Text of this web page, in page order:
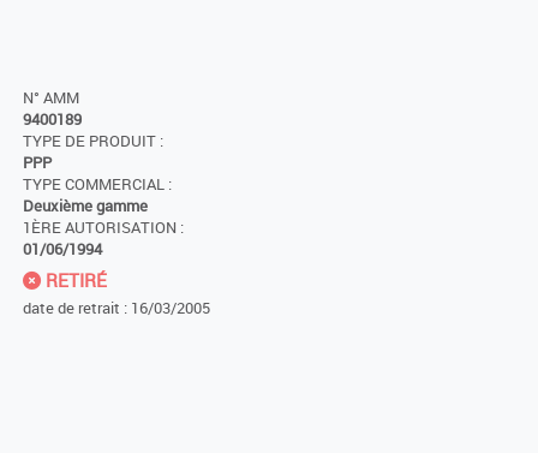
N° AMM
9400189
TYPE DE PRODUIT :
PPP
TYPE COMMERCIAL :
Deuxième gamme
1ÈRE AUTORISATION :
01/06/1994
RETIRÉ
date de retrait : 16/03/2005